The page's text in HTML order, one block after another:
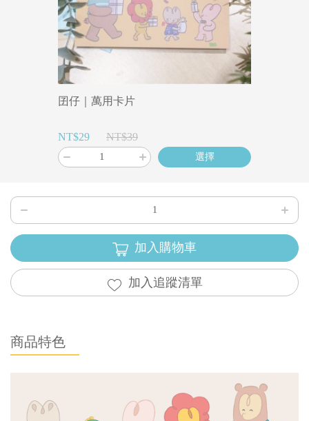
囝仔｜萬用卡片
NT$29 NT$39
選擇
加入購物車
加入追蹤清單
商品特色